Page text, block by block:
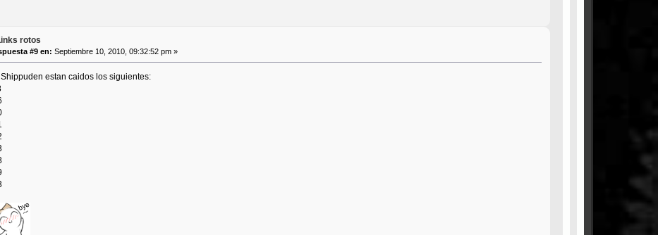
rotos
#9 en: Septiembre 10, 2010, 09:32:52 pm »
estan caidos los siguientes: